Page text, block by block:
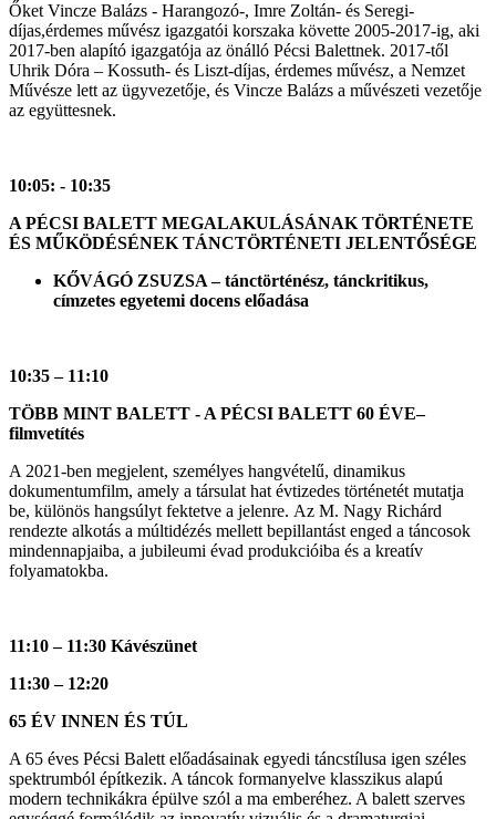
Őket Vincze Balázs - Harangozó-, Imre Zoltán- és Seregi-
díjas,érdemes művész igazgatói korszaka követte 2005-2017-ig, aki
2017-ben alapító igazgatója az önálló Pécsi Balettnek. 2017-től
Uhrik Dóra – Kossuth- és Liszt-díjas, érdemes művész, a Nemzet
Művésze lett az ügyvezetője, és Vincze Balázs a művészeti vezetője
az együttesnek.
10:05: - 10:35
A PÉCSI BALETT MEGALAKULÁSÁNAK TÖRTÉNETE
ÉS MŰKÖDÉSÉNEK TÁNCTÖRTÉNETI JELENTŐSÉGE
KŐVÁGÓ ZSUZSA – tánctörténész, tánckritikus,
címzetes egyetemi docens előadása
10:35 – 11:10
TÖBB MINT BALETT - A PÉCSI BALETT 60 ÉVE–
filmvetítés
A 2021-ben megjelent, személyes hangvételű, dinamikus
dokumentumfilm, amely a társulat hat évtizedes történetét mutatja
be, különös hangsúlyt fektetve a jelenre. Az M. Nagy Richárd
rendezte alkotás a múltidézés mellett bepillantást enged a táncosok
mindennapjaiba, a jubileumi évad produkcióiba és a kreatív
folyamatokba.
11:10 – 11:30 Kávészünet
11:30 – 12:20
65 ÉV INNEN ÉS TÚL
A 65 éves Pécsi Balett előadásainak egyedi táncstílusa igen széles
spektrumból építkezik. A táncok formanyelve klasszikus alapú
modern technikákra épülve szól a ma emberéhez. A balett szerves